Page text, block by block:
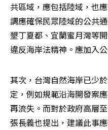
共區域，應包括陸域，也
調應確保民眾陸域的公共
墾丁夏都、宜蘭蜜月灣等
違反海岸法精神。應加入
其次，台灣自然海岸已少
定，例如規範沿海開發案
再流失。而對於政府高層
張長義也提出，建議此事